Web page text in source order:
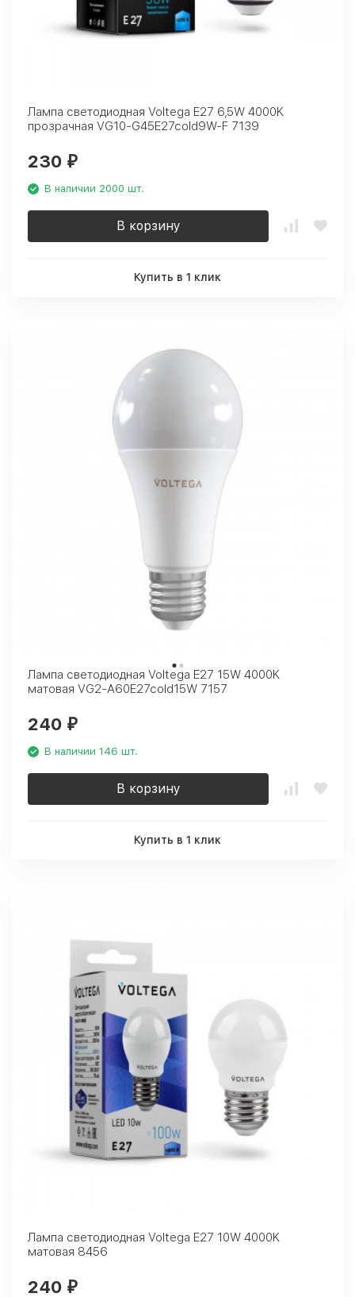
Лампа светодиодная Voltega E27 6,5W 4000K
прозрачная VG10-G45E27cold9W-F 7139
230 ₽
В наличии 2000 шт.
В корзину
Купить в 1 клик
Лампа светодиодная Voltega E27 15W 4000K
матовая VG2-A60E27cold15W 7157
240 ₽
В наличии 146 шт.
В корзину
Купить в 1 клик
Лампа светодиодная Voltega E27 10W 4000K
матовая 8456
240 ₽